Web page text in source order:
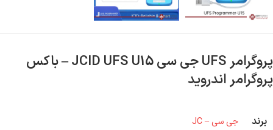
پروگرامر UFS جی سی JCID UFS U15 – باکس
پروگرامر اندروید
برند جی سی – JC